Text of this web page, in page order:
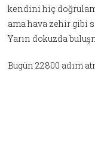
kendini hiç
ama hava zehir gibi
Yarın dokuzda
Bugün 22800 adım